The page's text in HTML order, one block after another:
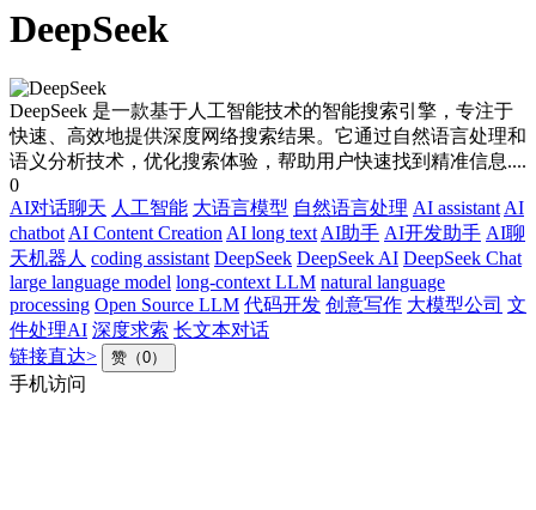
DeepSeek
DeepSeek 是一款基于人工智能技术的智能搜索引擎，专注于
快速、高效地提供深度网络搜索结果。它通过自然语言处理和
语义分析技术，优化搜索体验，帮助用户快速找到精准信息....
0
AI对话聊天 人工智能 大语言模型 自然语言处理 AI assistant AI
chatbot AI Content Creation AI long text AI助手 AI开发助手 AI聊
天机器人 coding assistant DeepSeek DeepSeek AI DeepSeek Chat
large language model long-context LLM natural language
processing Open Source LLM 代码开发 创意写作 大模型公司 文
件处理AI 深度求索 长文本对话
链接直达>
赞（0）
手机访问